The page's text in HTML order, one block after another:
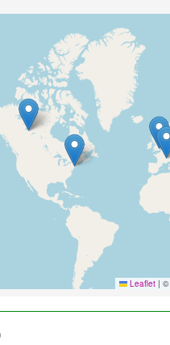
Leaflet | ©